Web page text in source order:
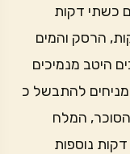
כשתי דקות
הרסק והמים
היטב מנמיכים
להתבשל כ
את הסוכר, המלח
והפלפל ומניחים להתבשל מכוסה כ 5 דקות נוספות